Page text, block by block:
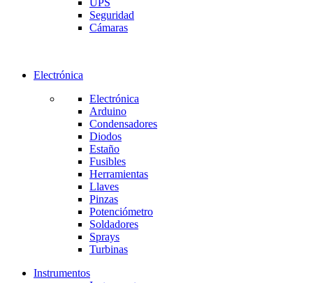
UPS
Seguridad
Cámaras
Electrónica
Electrónica
Arduino
Condensadores
Diodos
Estaño
Fusibles
Herramientas
Llaves
Pinzas
Potenciómetro
Soldadores
Sprays
Turbinas
Instrumentos